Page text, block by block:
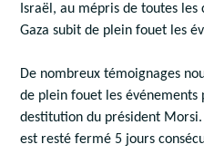
Israël, au mépris de toutes
Gaza subit de plein fouet les
De nombreux témoignages
de plein fouet les événements
destitution du président
est resté fermé 5 jours